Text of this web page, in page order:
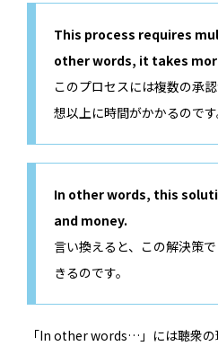
This process requires
other words, it takes
このプロセスには複数の承
想以上に時間がかかるのです
In other words, this
and money.
言い換えると、この解決策
きるのです。
「In other words…」には聴衆